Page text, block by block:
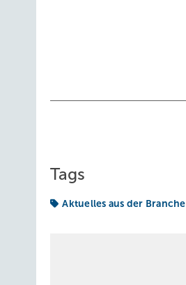
Tags
Aktuelles aus der Branche